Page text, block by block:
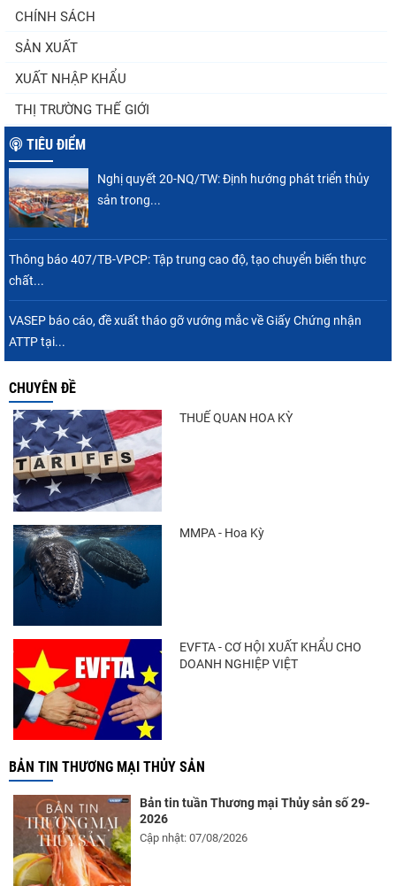
Thuế Mục 301 và bài toán thích ứng của
tôm Việt tại thị...
Xuất khẩu cá tra sang CPTPP: Mở rộng cơ
tăng nhẹ, áp lực mới...
Trung Quốc tăng mạnh nhập khẩu mực,
Còn chưa đầy 3 tuần đến Vietfish 2026: Sẵn
CHÍNH SÁCH
SẢN XUẤT
XUẤT NHẬP KHẨU
THỊ TRƯỜNG THẾ GIỚI
TIÊU ĐIỂM
Nghị quyết 20-NQ/TW: Định hướng phát triển thủy
sản trong...
Thông báo 407/TB-VPCP: Tập trung cao độ, tạo chuyển biến thực
chất...
VASEP báo cáo, đề xuất tháo gỡ vướng mắc về Giấy Chứng nhận
ATTP tại...
CHUYÊN ĐỀ
THUẾ QUAN HOA KỲ
MMPA - Hoa Kỳ
EVFTA - CƠ HỘI XUẤT KHẨU CHO
DOANH NGHIỆP VIỆT
BẢN TIN THƯƠNG MẠI THỦY SẢN
Bản tin tuần Thương mại Thủy sản số 29-
2026
Cập nhật: 07/08/2026